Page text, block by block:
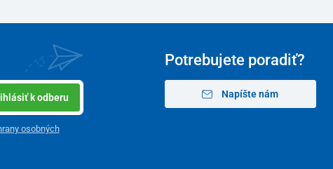
a konkrétnej oblasti tela. Jedinečná masážna
Potrebujete poradiť?
Napíšte nám
k odberu
osobných